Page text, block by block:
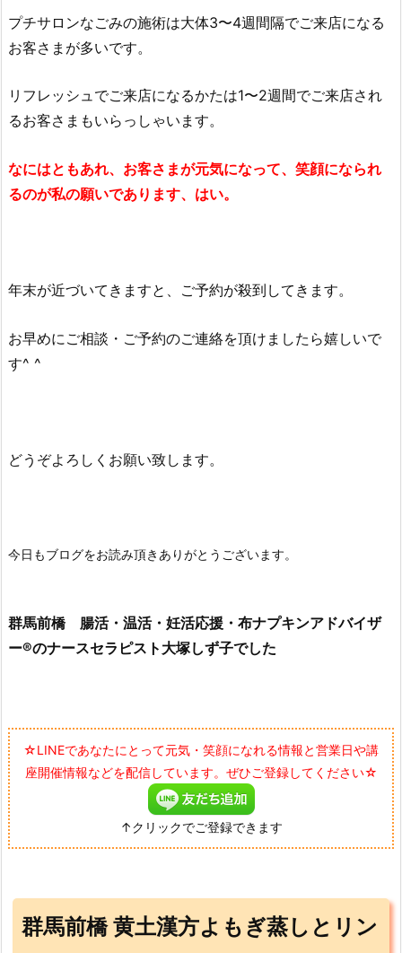
プチサロンなごみの施術は大体3〜4週間隔でご来店になる
お客さまが多いです。
リフレッシュでご来店になるかたは1〜2週間でご来店され
るお客さまもいらっしゃいます。
なにはともあれ、お客さまが元気になって、笑顔になられ
るのが私の願いであります、はい。
年末が近づいてきますと、ご予約が殺到してきます。
お早めにご相談・ご予約のご連絡を頂けましたら嬉しいで
す^ ^
どうぞよろしくお願い致します。
今日もブログをお読み頂きありがとうございます。
群馬前橋 腸活・温活・妊活応援・布ナプキンアドバイザ
ー®のナースセラピスト大塚しず子でした
☆LINEであなたにとって元気・笑顔になれる情報と営業日や講
座開催情報などを配信しています。ぜひご登録してください☆
↑クリックでご登録できます
群馬前橋 黄土漢方よもぎ蒸しとリン